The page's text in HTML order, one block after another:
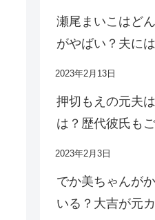
瀬尾まいこはど
がやばい？夫に
2023年2月13日
押切もえの元夫
は？歴代彼氏もご
2023年2月3日
でか美ちゃんが
いる？大吉が元